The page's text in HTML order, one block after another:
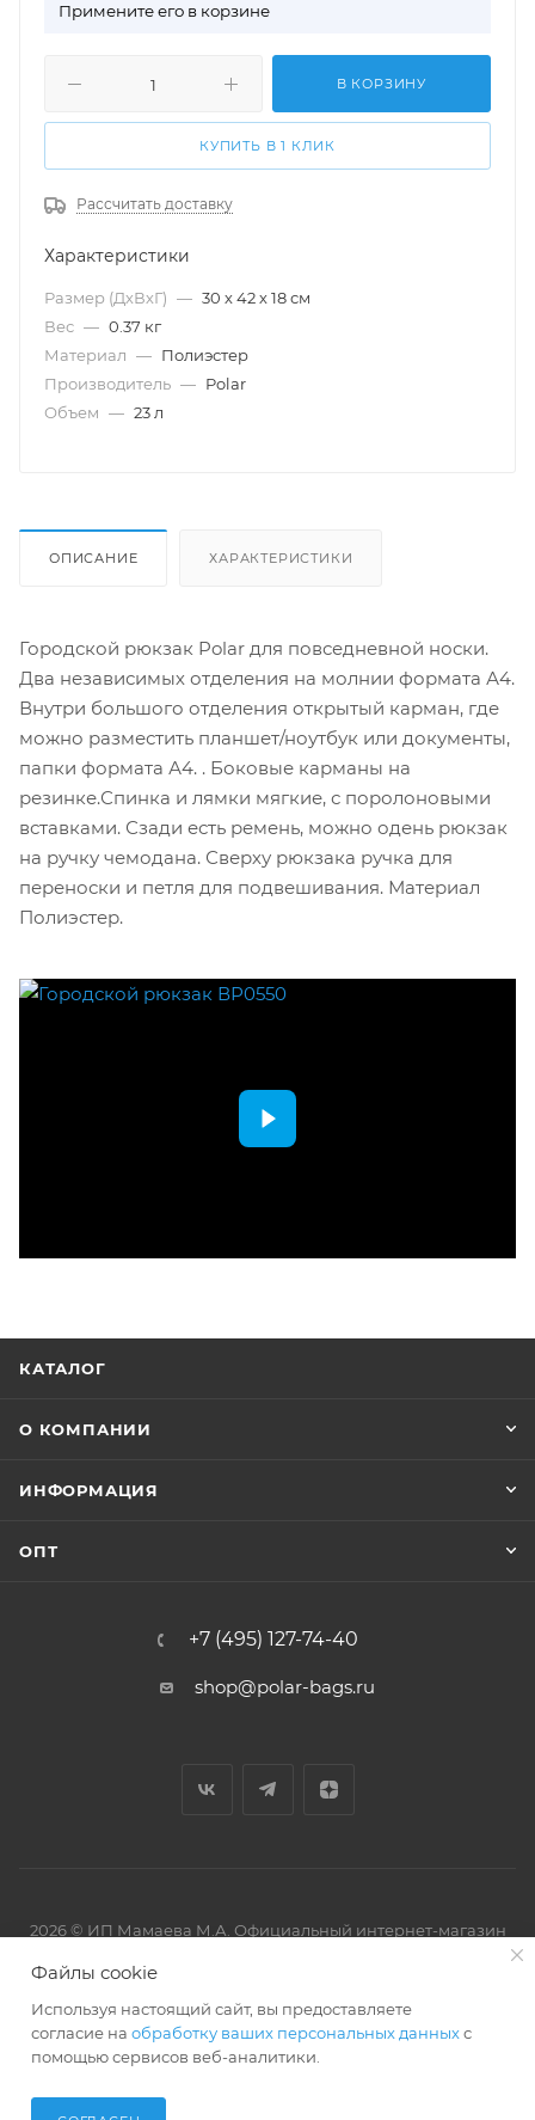
Примените его в корзине
В КОРЗИНУ
КУПИТЬ В 1 КЛИК
Рассчитать доставку
Характеристики
Размер (ДхВхГ) — 30 х 42 х 18 см
Вес — 0.37 кг
Материал — Полиэстер
Производитель — Polar
Объем — 23 л
ОПИСАНИЕ ХАРАКТЕРИСТИКИ
Городской рюкзак Polar для повседневной носки.
Два независимых отделения на молнии формата А4.
Внутри большого отделения открытый карман, где
можно разместить планшет/ноутбук или документы,
папки формата А4. . Боковые карманы на
резинке.Спинка и лямки мягкие, с поролоновыми
вставками. Сзади есть ремень, можно одень рюкзак
на ручку чемодана. Сверху рюкзака ручка для
переноски и петля для подвешивания. Материал
Полиэстер.
КАТАЛОГ
О КОМПАНИИ
ИНФОРМАЦИЯ
ОПТ
+7 (495) 127-74-40
shop@polar-bags.ru
2026 © ИП Мамаева М.А. Официальный интернет-магазин
Файлы cookie
Используя настоящий сайт, вы предоставляете
согласие на обработку ваших персональных данныхс
помощью сервисов веб-аналитики.